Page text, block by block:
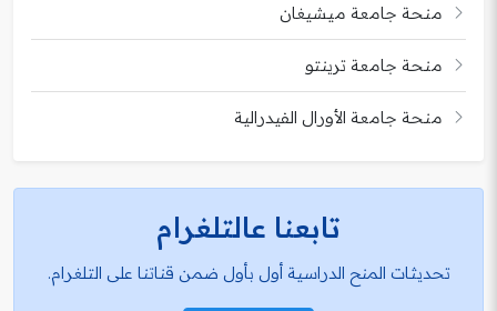
منحة جامعة ميشيغان
منحة جامعة ترينتو
منحة جامعة الأورال الفيدرالية
تابعنا عالتلغرام
تحديثات المنح الدراسية أول بأول ضمن قناتنا على التلغرام.